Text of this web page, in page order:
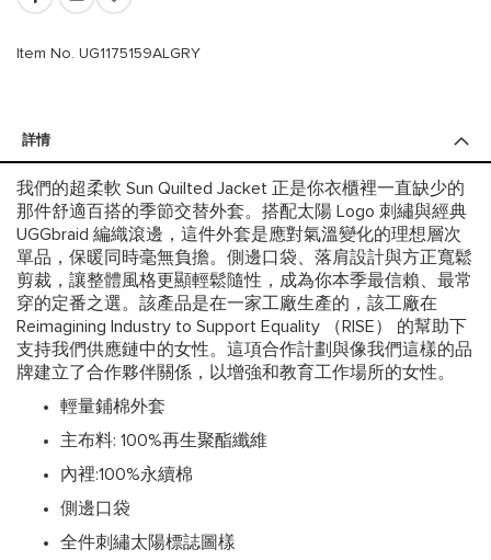
Item No. UG1175159ALGRY
詳情
我們的超柔軟 Sun Quilted Jacket 正是你衣櫃裡一直缺少的
那件舒適百搭的季節交替外套。搭配太陽 Logo 刺繡與經典
UGGbraid 編織滾邊，這件外套是應對氣溫變化的理想層次
單品，保暖同時毫無負擔。側邊口袋、落肩設計與方正寬鬆
剪裁，讓整體風格更顯輕鬆隨性，成為你本季最信賴、最常
穿的定番之選。該產品是在一家工廠生產的，該工廠在
Reimagining Industry to Support Equality （RISE） 的幫助下
支持我們供應鏈中的女性。這項合作計劃與像我們這樣的品
牌建立了合作夥伴關係，以增強和教育工作場所的女性。
輕量鋪棉外套
主布料: 100%再生聚酯纖維
內裡:100%永續棉
側邊口袋
全件刺繡太陽標誌圖樣